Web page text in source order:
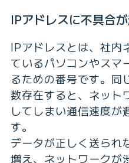
IPアドレスに不具合
IPアドレスとは、社内
ているパソコンやスマ
るための番号です。同
数存在すると、ネット
してしまい通信速度が
す。
データが正しく送られ
増え、ネットワークが